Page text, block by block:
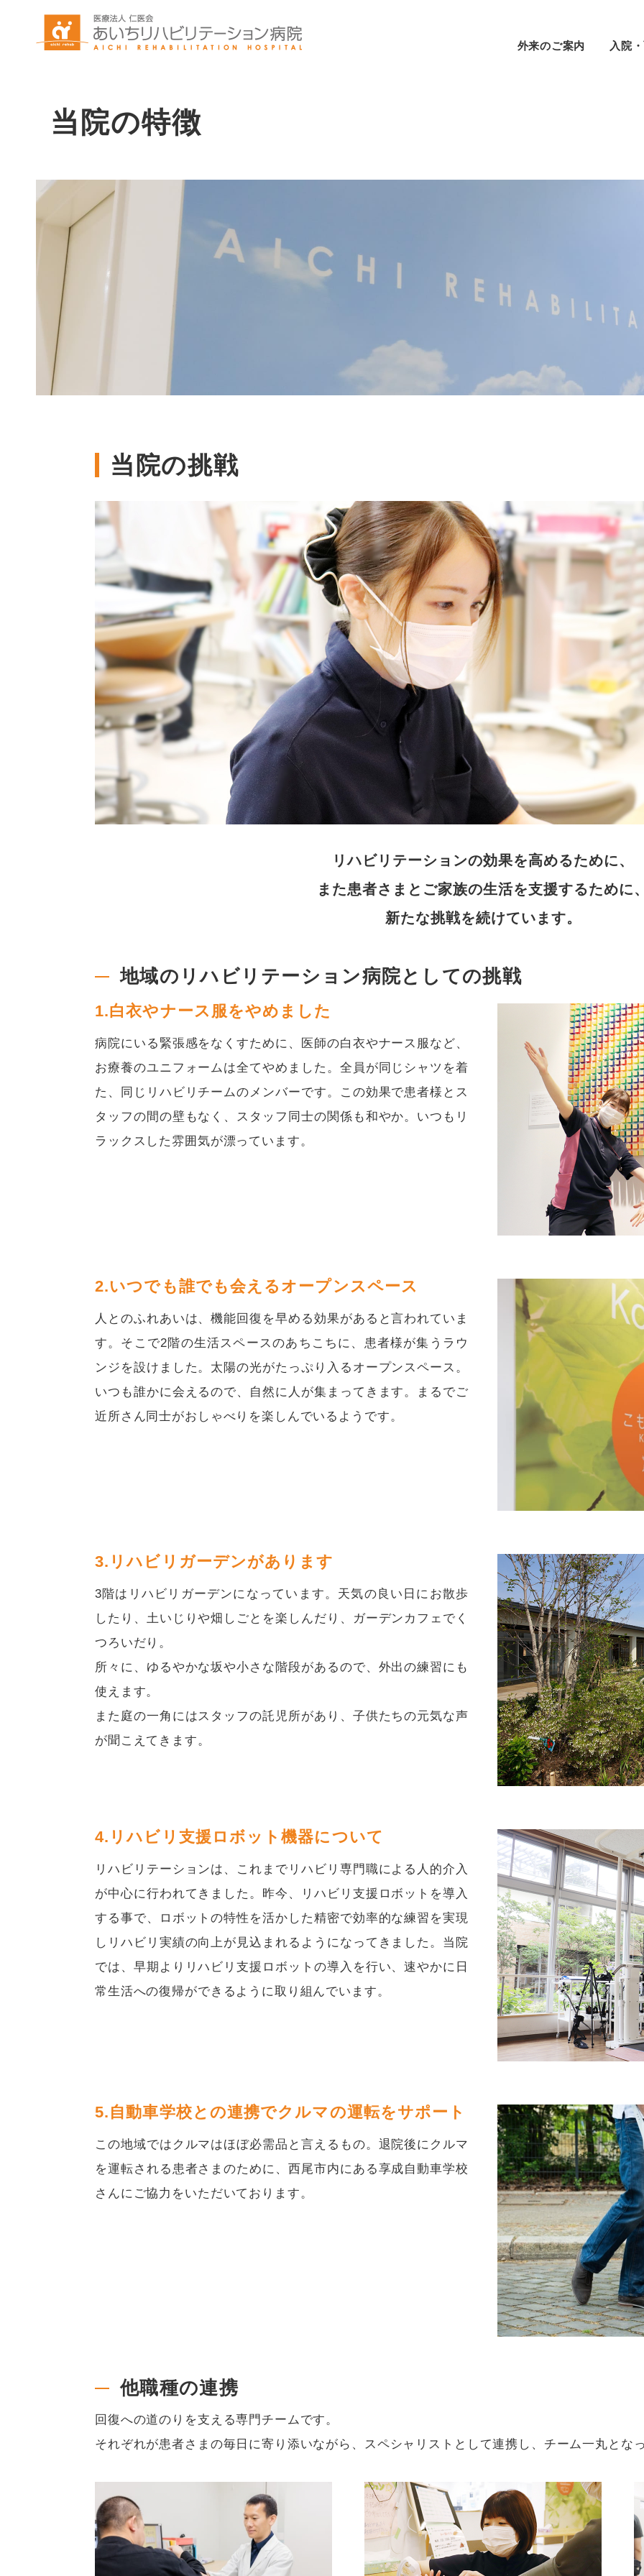
外来のご案内 ⼊院
当院の特徴
当院の挑戦
リハビリテーションの効果を高めるために、
また患者さまとご家族の生活を支援するために
新たな挑戦を続けています。
地域のリハビリテーション病院としての挑戦
1.白衣やナース服をやめました
病院にいる緊張感をなくすために、医師の白衣やナース服など、
お療養のユニフォームは全てやめました。全員が同じシャツを着
た、同じリハビリチームのメンバーです。この効果で患者様とス
タッフの間の壁もなく、スタッフ同士の関係も和やか。いつもリ
ラックスした雰囲気が漂っています。
2.いつでも誰でも会えるオープンスペース
人とのふれあいは、機能回復を早める効果があると言われていま
す。そこで2階の生活スペースのあちこちに、患者様が集うラウ
ンジを設けました。 太陽の光がたっぷり入るオープンスペース。
いつも誰かに会えるので、自然に人が集まってきます。まるでご
近所さん同士がおしゃべりを楽しんでいるようです。
3.リハビリガーデンがあります
3階はリハビリガーデンになっています。天気の良い日にお散歩
したり、土いじりや畑しごとを楽しんだり、ガーデンカフェでく
つろいだり。
所々に、ゆるやかな坂や小さな階段があるので、外出の練習にも
使えます。
また庭の一角にはスタッフの託児所があり、子供たちの元気な声
が聞こえてきます。
4.リハビリ支援ロボット機器について
リハビリテーションは、これまでリハビリ専門職による人的介入
が中心に行われてきました。昨今、リハビリ支援ロボットを導入
する事で、ロボットの特性を活かした精密で効率的な練習を実現
しリハビリ実績の向上が見込まれるようになってきました。当院
では、早期よりリハビリ支援ロボットの導入を行い、速やかに日
常生活への復帰ができるように取り組んでいます。
5.自動車学校との連携でクルマの運転をサポート
この地域ではクルマはほぼ必需品と言えるもの。退院後にクルマ
を運転される患者さまのために、西尾市内にある享成自動車学校
さんにご協力をいただいております。
他職種の連携
回復への道のりを支える専門チームです。
それぞれが患者さまの毎日に寄り添いながら、スペシャリストとして連携し、チーム一丸とな